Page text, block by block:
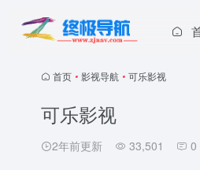
首页 • 影视导航 • 可乐影视
可乐影视
2年前更新 33,501 0